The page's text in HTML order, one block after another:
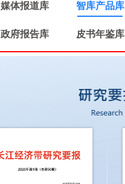
媒体报道库 智库产品库
政府报告库 皮书年鉴库